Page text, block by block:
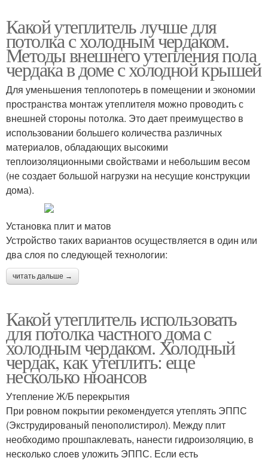
Какой утеплитель лучше для
потолка с холодным чердаком.
Методы внешнего утепления пола
чердака в доме с холодной крышей
Для уменьшения теплопотерь в помещении и экономии
пространства монтаж утеплителя можно проводить с
внешней стороны потолка. Это дает преимущество в
использовании большего количества различных
материалов, обладающих высокими
теплоизоляционными свойствами и небольшим весом
(не создает большой нагрузки на несущие конструкции
дома).
Установка плит и матов
Устройство таких вариантов осуществляется в один или
два слоя по следующей технологии:
читать дальше →
Какой утеплитель использовать
для потолка частного дома с
холодным чердаком. Холодный
чердак, как утеплить: еще
несколько нюансов
Утепление Ж/Б перекрытия
При ровном покрытии рекомендуется утеплять ЭППС
(Экструдированый пенополистирол). Между плит
необходимо прошпаклевать, нанести гидроизоляцию, в
несколько слоев уложить ЭППС. Если есть